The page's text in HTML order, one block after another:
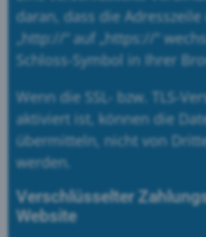
daran, dass die
„http://“ auf „https://“
Schloss-Symbol in Ihrer
Wenn die SSL- bzw. TLS-
aktiviert ist, können die
übermitteln, nicht von
werden.
Verschlüsselter
Website